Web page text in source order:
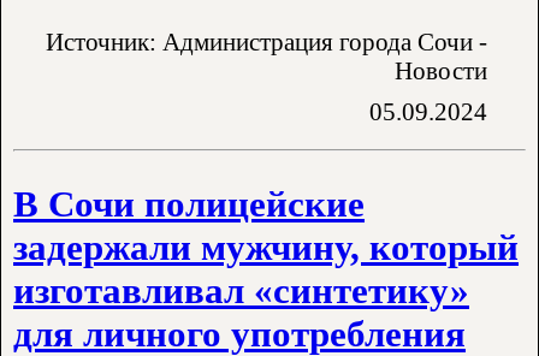
Источник: Администрация города Сочи -
Новости
05.09.2024
В Сочи полицейские
задержали мужчину, который
изготавливал «синтетику»
для личного употребления